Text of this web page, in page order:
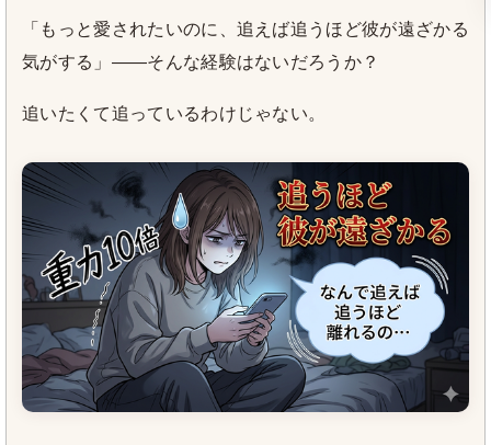
「もっと愛されたいのに、追えば追うほど彼が遠ざかる
気がする」——そんな経験はないだろうか？
追いたくて追っているわけじゃない。